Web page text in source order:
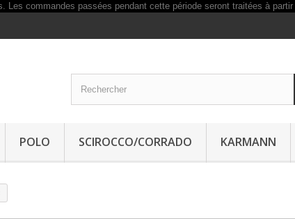
POLO SCIROCCO/CORRADO KARMANN